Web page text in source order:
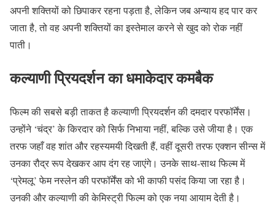
अपनी शक्तियों को छिपाकर रहना पड़ता है, लेकिन जब अन्याय हद पार कर
जाता है, तो वह अपनी शक्तियों का इस्तेमाल करने से खुद को रोक नहीं
पाती।
कल्याणी प्रियदर्शन का धमाकेदार कमबैक
फिल्म की सबसे बड़ी ताकत है कल्याणी प्रियदर्शन की दमदार परफॉर्मेंस।
उन्होंने ‘चंद्र’ के किरदार को सिर्फ निभाया नहीं, बल्कि उसे जीया है। एक
तरफ जहाँ वह शांत और रहस्यमयी दिखती हैं, वहीं दूसरी तरफ एक्शन सीन्स में
उनका रौद्र रूप देखकर आप दंग रह जाएंगे। उनके साथ-साथ फिल्म में
‘प्रेमलू’ फेम नस्लेन की परफॉर्मेंस को भी काफी पसंद किया जा रहा है।
उनकी और कल्याणी की केमिस्ट्री फिल्म को एक नया आयाम देती है।